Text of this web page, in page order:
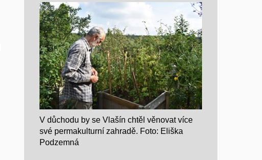
V důchodu by se Vlašín chtěl věnovat více
své permakulturní zahradě. Foto: Eliška
Podzemná